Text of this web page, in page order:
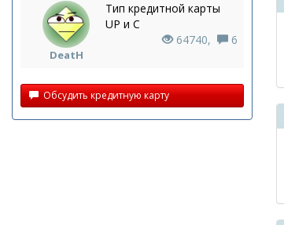
DeatH
Тип кредитной карты
UP и С
64740,
6
Обсудить кредитную карту